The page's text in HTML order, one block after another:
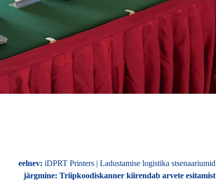
eelnev: iDPRT Printers | Ladustamise logistika stsenaariumid
järgmine: Triipkoodiskanner kiirendab arvete esitamist